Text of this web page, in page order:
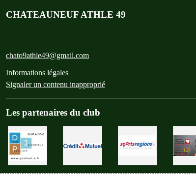
CHATEAUNEUF ATHLE 49
chato9athle49@gmail.com
Informations légales
Signaler un contenu inapproprié
Les partenaires du club